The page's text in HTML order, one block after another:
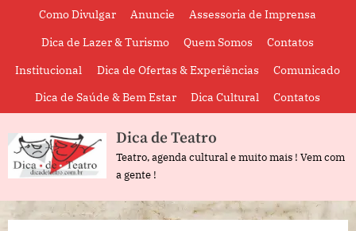
Como Divulgar Anuncie
Assessoria de Imprensa
Dica de Lazer & Turismo
Quem Somos
Contatos
Institucional
Dica de Ofertas & Experiências
Comunicado
Dica de Saúde & Bem Estar
Dica Cultural Contatos
Dica de Teatro
Teatro, agenda cultural e muito mais ! Vem com
a gente !